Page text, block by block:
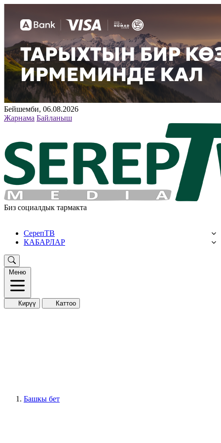
Бейшемби, 06.08.2026
Жарнама Байланыш
Биз социалдык тармакта
СерепТВ
КАБАРЛАР
Меню
Кирүү Каттоо
Башкы бет